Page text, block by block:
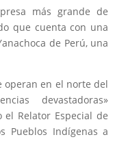
más grande de
que cuenta con una
de Perú, una
operan en el norte del
devastadoras»
el Relator Especial de
Pueblos Indígenas a